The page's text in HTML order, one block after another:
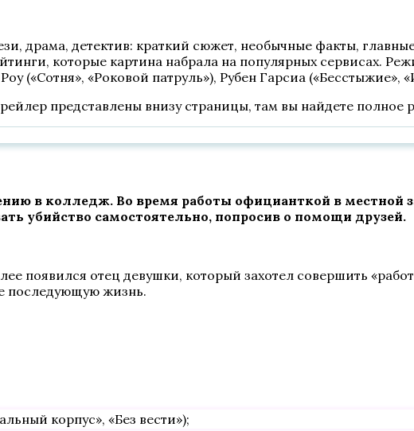
драма, детектив: краткий сюжет, необычные факты,
которые картина набрала на популярных сервисах.
(«Сотня», «Роковой патруль»), Рубен Гарсиа («Бесстыжие»,
представлены внизу страницы, там вы найдете полное
в колледж. Во время работы официанткой в местной
убийство самостоятельно, попросив о помощи друзей.
появился отец девушки, который захотел совершить
последующую жизнь.
корпус», «Без вести»);